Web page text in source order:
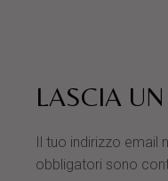
LASCIA
Il tuo indirizzo email
obbligatori sono